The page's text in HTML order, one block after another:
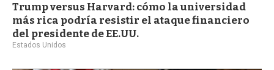
Trump versus Harvard: cómo la universidad
más rica podría resistir el ataque financiero
del presidente de EE.UU.
Estados Unidos